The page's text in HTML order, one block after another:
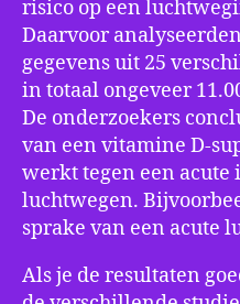
risico op een
Daarvoor
gegevens uit 25
in totaal ongeveer
De onderzoekers
van een vitamine D-
werkt tegen een acute
luchtwegen.
sprake van een acute
Als je de resultaten